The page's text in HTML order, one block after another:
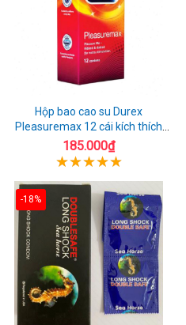
Hộp bao cao su Durex
Pleasuremax 12 cái kích thích
tăng khoái cảm
185.000₫
-18%